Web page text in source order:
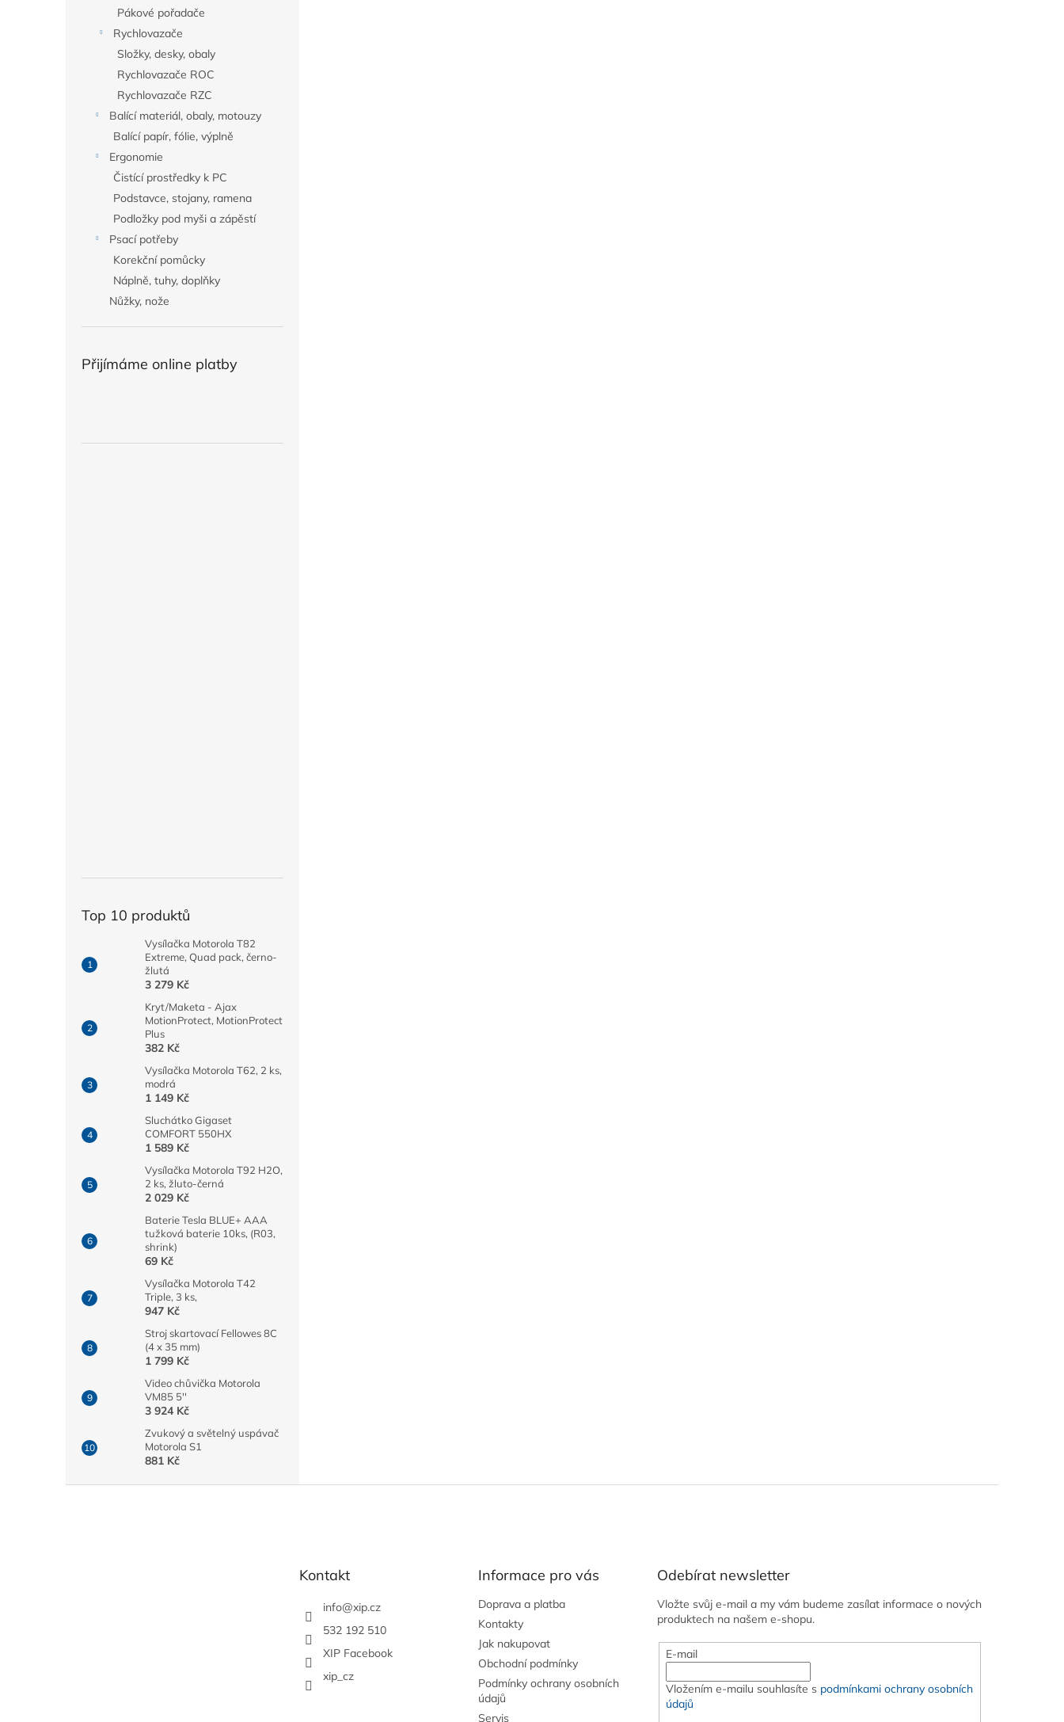
Pákové pořadače
Rychlovazače
Složky, desky, obaly
Rychlovazače ROC
Rychlovazače RZC
Balící materiál, obaly, motouzy
Balící papír, fólie, výplně
Ergonomie
Čistící prostředky k PC
Podstavce, stojany, ramena
Podložky pod myši a zápěstí
Psací potřeby
Korekční pomůcky
Náplně, tuhy, doplňky
Nůžky, nože
Přijímáme online platby
Top 10 produktů
Vysílačka Motorola T82
Extreme, Quad pack, černo-
žlutá
3 279 Kč
Kryt/Maketa - Ajax
MotionProtect, MotionProtect
Plus
382 Kč
Vysílačka Motorola T62, 2 ks,
modrá
1 149 Kč
Sluchátko Gigaset
COMFORT 550HX
1 589 Kč
Vysílačka Motorola T92 H2O,
2 ks, žluto-černá
2 029 Kč
Baterie Tesla BLUE+ AAA
tužková baterie 10ks, (R03,
shrink)
69 Kč
Vysílačka Motorola T42
Triple, 3 ks,
947 Kč
Stroj skartovací Fellowes 8C
(4 x 35 mm)
1 799 Kč
Video chůvička Motorola
VM85 5''
3 924 Kč
Zvukový a světelný uspávač
Motorola S1
881 Kč
Kontakt
info@xip.cz
532 192 510
XIP Facebook
xip_cz
Informace pro vás
Doprava a platba
Kontakty
Jak nakupovat
Obchodní podmínky
Podmínky ochrany osobních
údajů
Servis
Odebírat newsletter
Vložte svůj e-mail a my vám budeme zasílat informace o nových
produktech na našem e-shopu.
E-mail
Vložením e-mailu souhlasíte s podmínkami ochrany osobních
údajů